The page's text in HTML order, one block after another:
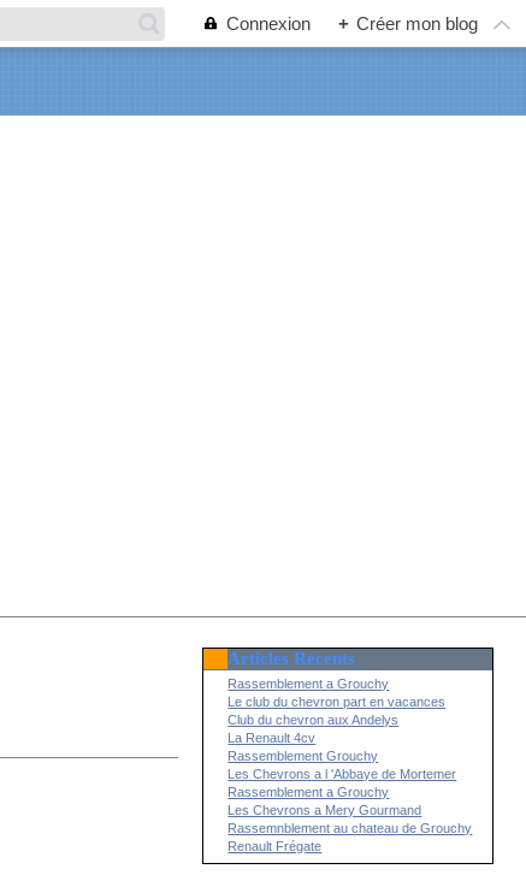
Connexion + Créer mon blog
Articles Récents
Rassemblement a Grouchy
Le club du chevron part en vacances
Club du chevron aux Andelys
La Renault 4cv
Rassemblement Grouchy
Les Chevrons a l 'Abbaye de Mortemer
Rassemblement a Grouchy
Les Chevrons a Mery Gourmand
Rassemnblement au chateau de Grouchy
Renault Frégate